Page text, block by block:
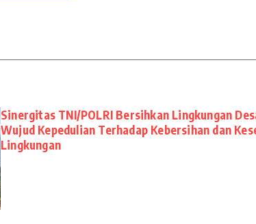
Sinergitas TNI/POLRI Bersihkan Lingkungan
Wujud Kepedulian Terhadap Kebersihan dan
Lingkungan